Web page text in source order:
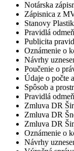
Notárska
Zápisnica z
Stanovy
Pravidlá
Publicita
Oznámenie o
Návrhy
Poučenie o
Údaje o počte
Spôsob a
Pravidlá
Zmluva DR
Zmluva DR
Zmluva DR
Oznámenie o
Návrhy